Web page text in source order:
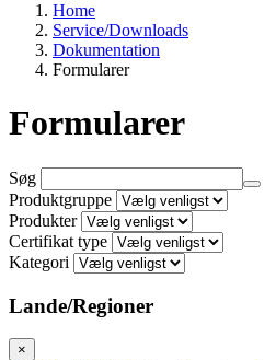
Home
Service/Downloads
Dokumentation
Formularer
Formularer
Søg
Produktgruppe
Produkter
Certifikat type
Kategori
Lande/Regioner
×